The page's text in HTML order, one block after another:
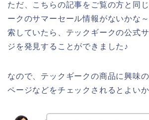
ただ、こちらの記事をご覧の方と同
ークのサマーセール情報がないかな
索していたら、テックギークの公式
ジを発見することができました♪
なので、テックギークの商品に興味
ページなどをチェックされるとよいか